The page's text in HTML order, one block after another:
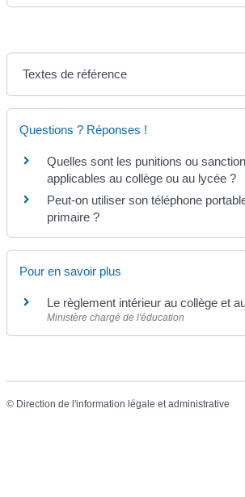
Textes de référence
Questions ? Réponses !
Quelles sont les punitions ou
applicables au collège ou au lycée ?
Peut-on utiliser son téléphone
primaire ?
Pour en savoir plus
Le règlement intérieur au collège et
Ministère chargé de l'éducation
© Direction de l'information légale et administrative